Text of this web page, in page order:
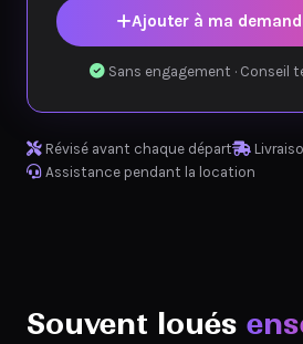
Ajouter à ma
Sans engagement · Conseil
Révisé avant chaque départ
Assistance pendant la location
Souvent loués